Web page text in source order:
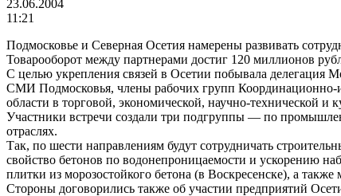
23.06.2004
11:21
Подмосковье и Северная Осетия намерены развивать
Товарооборот между партнерами достиг 120 миллионов
С целью укрепления связей в Осетии побывала делегация
СМИ Подмосковья, члены рабочих групп Координационно-
области в торговой, экономической, научно-технической и
Участники встречи создали три подгруппы — по
отраслях.
Так, по шести направлениям будут сотрудничать
свойство бетонов по водонепроницаемости и ускорению
плитки из морозостойкого бетона (в Воскресенске), а
Стороны договорились также об участии предприятий